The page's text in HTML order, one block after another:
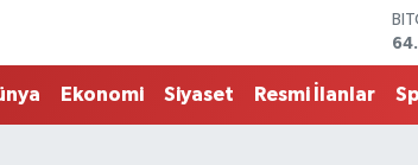
Ekonomi Siyaset Resmi İlanlar